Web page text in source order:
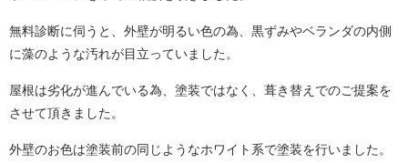
無料診断に伺うと、外壁が明るい色の為、黒ずみやベランダの内側
に藻のような汚れが目立っていました。
屋根は劣化が進んでいる為、塗装ではなく、葺き替えでのご提案を
させて頂きました。
外壁のお色は塗装前の同じようなホワイト系で塗装を行いました。